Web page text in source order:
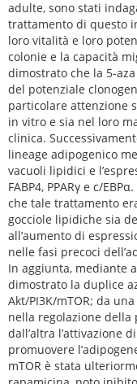
adulte, sono stati
trattamento di questo
loro vitalità e loro
colonie e la capacità
dimostrato che la 5-
del potenziale
particolare attenzione
in vitro e sia nel loro
clinica.
lineage adipogenico
vacuoli lipidici e
FABP4, PPARγ e c/
che tale trattamento
gocciole lipidiche sia
all’aumento di
nelle fasi precoci
In aggiunta, mediante
dimostrato la duplice
Akt/PI3K/mTOR; da
nella regolazione della
dall’altra l’attivazione
promuovere
mTOR è stata